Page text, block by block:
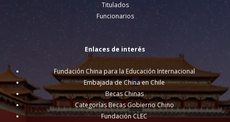
Titulados
Funcionarios
Enlaces de interés
Fundación China para la Educación Internacional
Embajada de China en Chile
Becas Chinas
Categorías Becas Gobierno Chino
Fundación CLEC